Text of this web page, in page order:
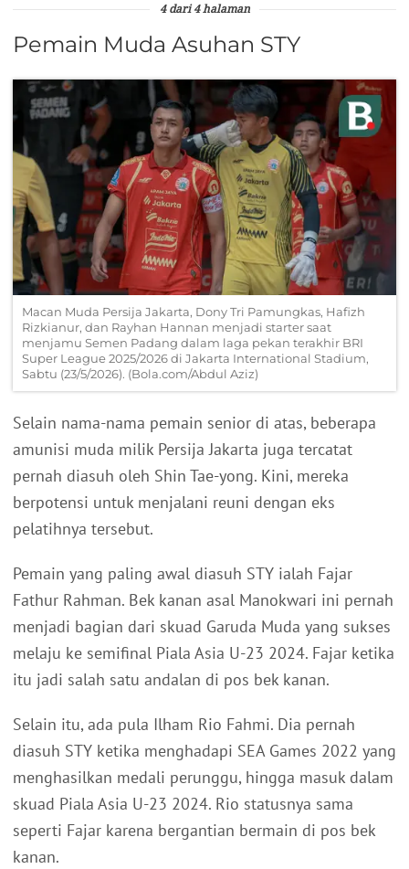
4 dari 4 halaman
Pemain Muda Asuhan STY
Macan Muda Persija Jakarta, Dony Tri Pamungkas, Hafizh
Rizkianur, dan Rayhan Hannan menjadi starter saat
menjamu Semen Padang dalam laga pekan terakhir BRI
Super League 2025/2026 di Jakarta International Stadium,
Sabtu (23/5/2026). (Bola.com/Abdul Aziz)
Selain nama-nama pemain senior di atas, beberapa
amunisi muda milik Persija Jakarta juga tercatat
pernah diasuh oleh Shin Tae-yong. Kini, mereka
berpotensi untuk menjalani reuni dengan eks
pelatihnya tersebut.
Pemain yang paling awal diasuh STY ialah Fajar
Fathur Rahman. Bek kanan asal Manokwari ini pernah
menjadi bagian dari skuad Garuda Muda yang sukses
melaju ke semifinal Piala Asia U-23 2024. Fajar ketika
itu jadi salah satu andalan di pos bek kanan.
Selain itu, ada pula Ilham Rio Fahmi. Dia pernah
diasuh STY ketika menghadapi SEA Games 2022 yang
menghasilkan medali perunggu, hingga masuk dalam
skuad Piala Asia U-23 2024. Rio statusnya sama
seperti Fajar karena bergantian bermain di pos bek
kanan.